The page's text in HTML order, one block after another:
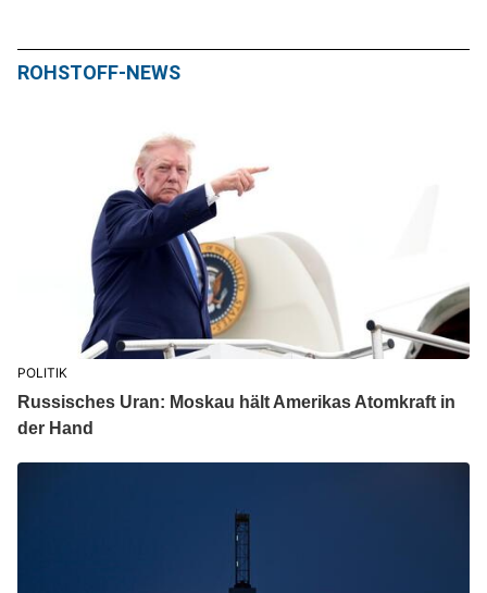
ROHSTOFF-NEWS
POLITIK
Russisches Uran: Moskau hält Amerikas Atomkraft in
der Hand